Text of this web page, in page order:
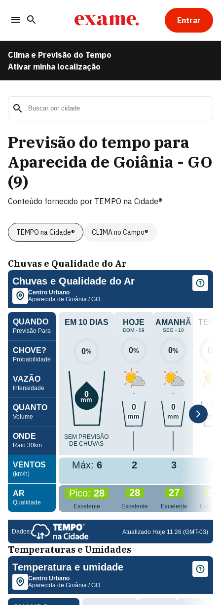
Entrar
Clima e Previsão do Tempo
Ativar minha localização
Previsão do tempo para
Aparecida de Goiânia - GO
(9)
Conteúdo fornecido por TEMPO na Cidade®
TEMPO na Cidade® CLIMA no Campo®
Chuvas e Qualidade do Ar
Temperaturas e Umidades